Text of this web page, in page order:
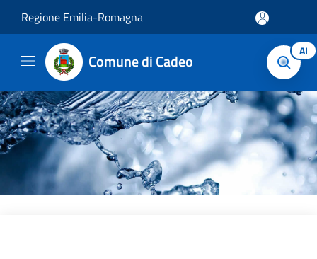
Regione Emilia-Romagna
Comune di Cadeo AI